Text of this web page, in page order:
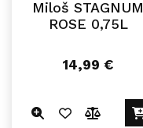
Miloš STAGNUM
ROSE 0,75L
14,99 €